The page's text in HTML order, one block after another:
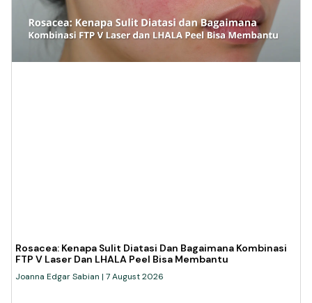
Rosacea: Kenapa Sulit Diatasi Dan Bagaimana Kombinasi
FTP V Laser Dan LHALA Peel Bisa Membantu
Joanna Edgar Sabian 7 August 2026